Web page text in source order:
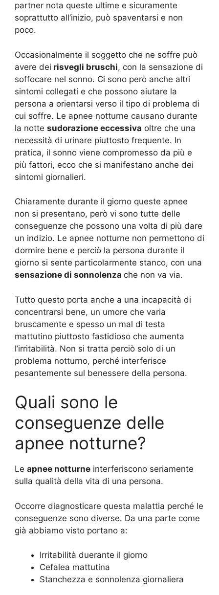
partner nota queste ultime e sicuramente
soprattutto all’inizio, può spaventarsi e non
poco.
Occasionalmente il soggetto che ne soffre può
avere dei risvegli bruschi, con la sensazione di
soffocare nel sonno. Ci sono però anche altri
sintomi collegati e che possono aiutare la
persona a orientarsi verso il tipo di problema di
cui soffre. Le apnee notturne causano durante
la notte sudorazione eccessiva oltre che una
necessità di urinare piuttosto frequente. In
pratica, il sonno viene compromesso da più e
più fattori, ecco che si manifestano anche dei
sintomi giornalieri.
Chiaramente durante il giorno queste apnee
non si presentano, però vi sono tutte delle
conseguenze che possono una volta di più dare
un indizio. Le apnee notturne non permettono di
dormire bene e perciò la persona durante il
giorno si sente particolarmente stanco, con una
sensazione di sonnolenza che non va via.
Tutto questo porta anche a una incapacità di
concentrarsi bene, un umore che varia
bruscamente e spesso un mal di testa
mattutino piuttosto fastidioso che aumenta
l’irritabilità. Non si tratta perciò solo di un
problema notturno, perché interferisce
pesantemente sul benessere della persona.
Quali sono le
conseguenze delle
apnee notturne?
Le apnee notturne interferiscono seriamente
sulla qualità della vita di una persona.
Occorre diagnosticare questa malattia perché le
conseguenze sono diverse. Da una parte come
già abbiamo visto portano a:
Irritabilità duerante il giorno
Cefalea mattutina
Stanchezza e sonnolenza giornaliera